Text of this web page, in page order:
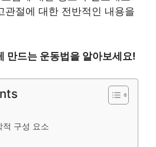
관절에 대한 전반적인 내용을
만드는 운동법을 알아보세요!
적 구성 요소